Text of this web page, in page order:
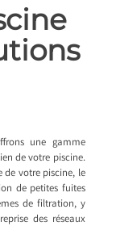
une gamme
de votre piscine.
votre piscine, le
de petites fuites
de filtration, y
des réseaux